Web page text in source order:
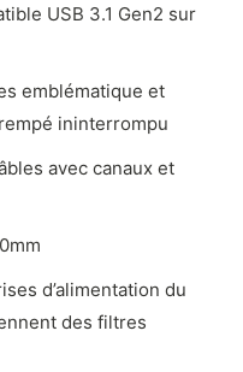
USB 3.1 Gen2 sur
emblématique et
ininterrompu
avec canaux et
d’alimentation du
des filtres